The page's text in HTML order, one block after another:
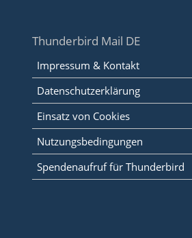
Thunderbird Mail DE
Impressum & Kontakt
Datenschutzerklärung
Einsatz von Cookies
Nutzungsbedingungen
Spendenaufruf für Thunderbird